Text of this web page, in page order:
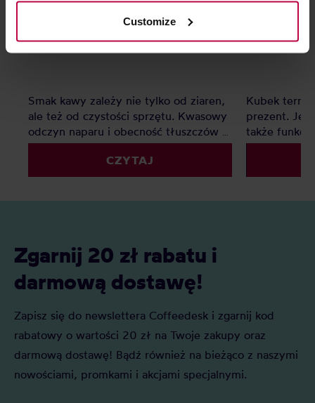
activities of the controller and authorized entities. More
information about cookies and the personal data
Customize
Czysty ekspres - lepsza kawa
Smak kawy zależy nie tylko od ziaren,
ale też od czystości sprzętu. Kwasowy
odczyn naparu i obecność tłuszczów w
kawie zostawiają osady, które z czasem
pogarszają smak i przyspieszają
zużycie urządzeń – od ekspresu po
CZYTAJ
Kubek
Kubek
prezent.
także
przychodzą
zachwycają
Zgarnij 20 zł rabatu i
darmową dostawę!
Zapisz się do newslettera Coffeedesk i zgarnij kod
rabatowy o wartości 20 zł na Twoje zakupy oraz
darmową dostawę! Bądź również na bieżąco z naszymi
nowościami, promkami i akcjami specjalnymi.